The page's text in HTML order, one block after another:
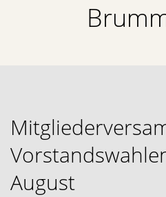
August